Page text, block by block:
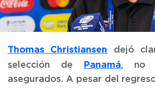
Thomas Christiansen dejó
selección de Panamá, no
asegurados. A pesar del